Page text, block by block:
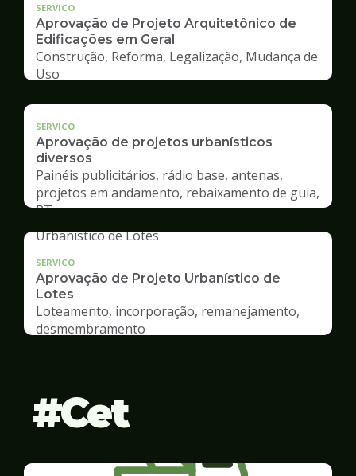
SERVICO
Aprovação de Projeto Arquitetônico de
Edificações em Geral
Construção, Reforma, Legalização, Mudança de
Uso
SERVICO
Aprovação de projetos urbanísticos
diversos
Painéis publicitários, rádio base, antenas,
projetos em andamento, rebaixamento de guia,
RT
SERVICO
Aprovação de Projeto Urbanístico de
Lotes
Loteamento, incorporação, remanejamento,
desmembramento
Cet